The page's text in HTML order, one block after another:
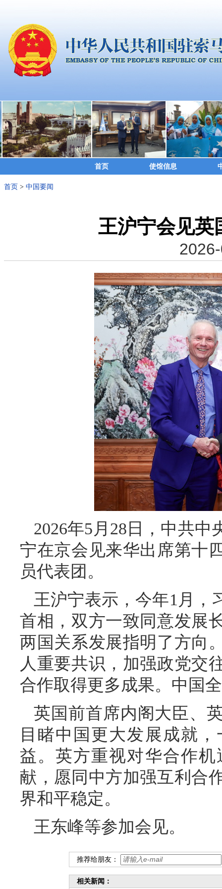
首页 使馆信息
首页 > 中国要闻
王沪宁会见英
2026年5月28日，中共
宁在京会见来华出席第十
员代表团。
王沪宁表示，今年1月，
首相，双方一致同意发展
两国关系发展指明了方向
人重要共识，加强政党交
合作取得更多成果。中国
英国前首席内阁大臣、
目睹中国更大发展成就
益。英方重视对华合作
献，愿同中方加强互利合
界和平稳定。
王东峰等参加会见。
推荐给朋友：
相关新闻：